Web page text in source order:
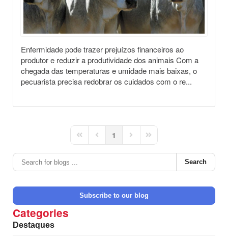
Enfermidade pode trazer prejuízos financeiros ao
produtor e reduzir a produtividade dos animais Com a
chegada das temperaturas e umidade mais baixas, o
pecuarista precisa redobrar os cuidados com o re...
First PagePrevious Page
1 Next PageLast Page
Search
Subscribe to our blog
Categories
Destaques